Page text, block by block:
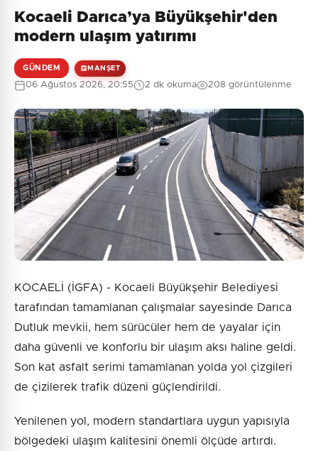
Güvenlik Sorusu:
7 + 4 = ?
Gönder
Henüz yorum yapılmamış. İlk yorumu siz yapın!
Kocaeli Darıca’ya Büyükşehir'den
modern ulaşım yatırımı
GÜNDEM MANŞET
06 Ağustos 2026, 20:55 2 dk okuma 208 görüntülenme
KOCAELİ (İGFA) - Kocaeli Büyükşehir Belediyesi
tarafından tamamlanan çalışmalar sayesinde Darıca
Dutluk mevkii, hem sürücüler hem de yayalar için
daha güvenli ve konforlu bir ulaşım aksı haline geldi.
Son kat asfalt serimi tamamlanan yolda yol çizgileri
de çizilerek trafik düzeni güçlendirildi.
Yenilenen yol, modern standartlara uygun yapısıyla
bölgedeki ulaşım kalitesini önemli ölçüde artırdı.